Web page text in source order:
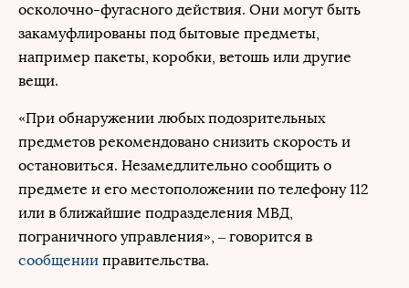
осколочно-фугасного действия. Они могут быть
закамуфлированы под бытовые предметы,
например пакеты, коробки, ветошь или другие
вещи.
«При обнаружении любых подозрительных
предметов рекомендовано снизить скорость и
остановиться. Незамедлительно сообщить о
предмете и его местоположении по телефону 112
или в ближайшие подразделения МВД,
пограничного управления», – говорится в
сообщении правительства.